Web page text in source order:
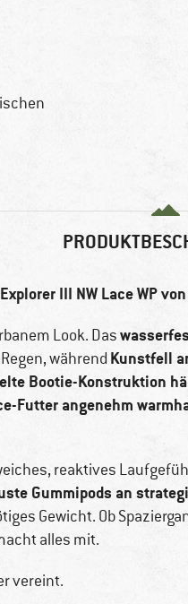
Explorer III NW Lace WP
Look. Das
während Kunstfell
Bootie-Konstruktion
Futter angenehm
reaktives
Gummipods an
Gewicht. Ob
alles mit.
vereint.